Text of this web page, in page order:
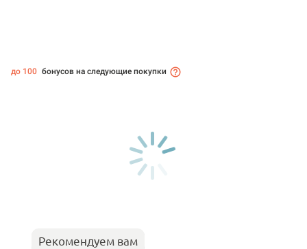
до 100 бонусов на следующие покупки
Рекомендуем вам